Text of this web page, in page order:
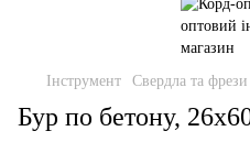
Інструмент Свердла та фрези
Бур по бетону,